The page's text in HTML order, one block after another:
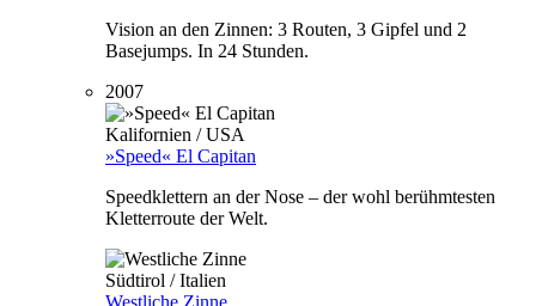
Vision an den Zinnen: 3 Routen, 3 Gipfel und 2
Basejumps. In 24 Stunden.
2007
Kalifornien / USA
»Speed« El Capitan
Speedklettern an der Nose – der wohl berühmtesten
Kletterroute der Welt.
Südtirol / Italien
Westliche Zinne